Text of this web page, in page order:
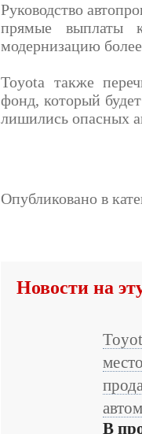
Руководство
прямые выплаты
модернизацию
Toyota также
фонд, который
лишились опасных
Опубликовано в
Новости на
В